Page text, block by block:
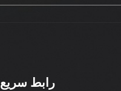
رابط سريع